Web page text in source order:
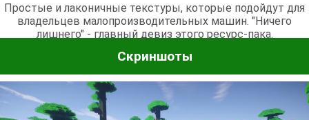
Простые и лаконичные текстуры, которые подойдут для
владельцев малопроизводительных машин. "Ничего
лишнего" - главный девиз этого ресурс-пака.
Скриншоты